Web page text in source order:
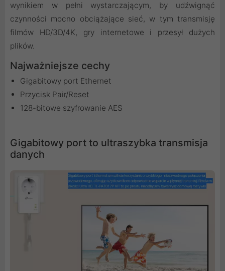
wynikiem w pełni wystarczającym, by udźwignąć
czynności mocno obciążające sieć, w tym transmisję
filmów HD/3D/4K, gry internetowe i przesył dużych
plików.
Najważniejsze cechy
Gigabitowy port Ethernet
Przycisk Pair/Reset
128-bitowe szyfrowanie AES
Gigabitowy port to ultraszybka transmisja
danych